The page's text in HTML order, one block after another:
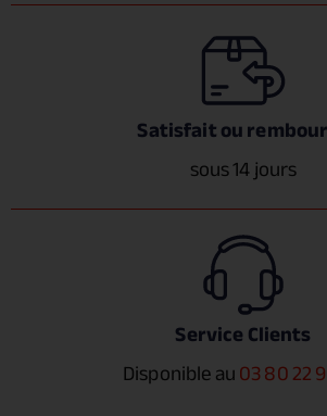
Satisfait ou
sous 14 jours
Service Clients
Disponible au03 80 22